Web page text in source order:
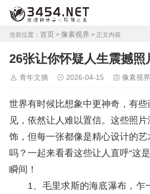
当前位置： 首页 > 像素视界 > 正文内容
26张让你怀疑人生震撼照
青年文摘 2026-04-15 像素视界
世界有时候比想象中更神奇，有
见，依然让人难以置信。这些照
饰，但每一张都像是精心设计的艺
吗？一起来看看这些让人直呼“这
瞬间！
1、毛里求斯的海底瀑布，乍